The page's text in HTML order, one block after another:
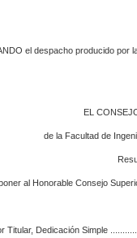
el despacho producido por
EL
de la Facultad de
al Honorable Consejo
Titular, Dedicación Simple